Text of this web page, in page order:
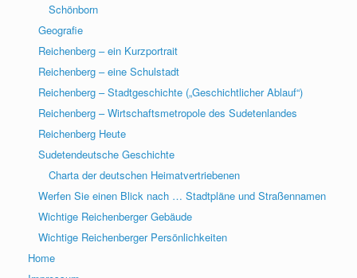
Schönborn
Geografie
Reichenberg – ein Kurzportrait
Reichenberg – eine Schulstadt
Reichenberg – Stadtgeschichte („Geschichtlicher Ablauf“)
Reichenberg – Wirtschaftsmetropole des Sudetenlandes
Reichenberg Heute
Sudetendeutsche Geschichte
Charta der deutschen Heimatvertriebenen
Werfen Sie einen Blick nach … Stadtpläne und Straßennamen
Wichtige Reichenberger Gebäude
Wichtige Reichenberger Persönlichkeiten
Home